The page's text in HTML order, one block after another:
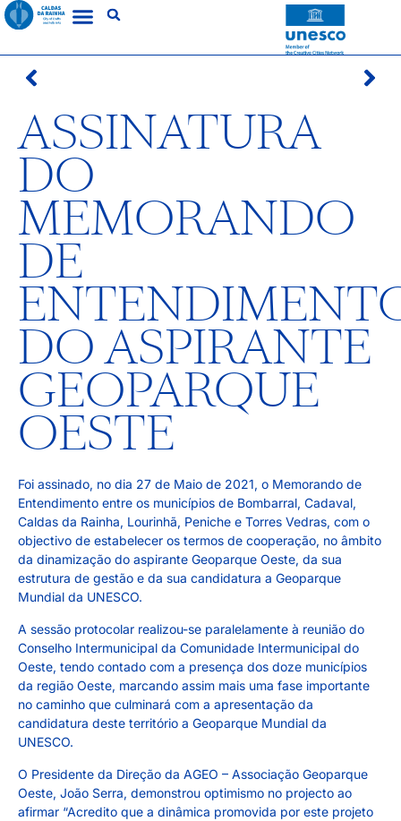
ASSINATURA
DO
MEMORANDO
DE
DO ASPIRANTE
GEOPARQUE
OESTE
Foi assinado, no dia 27 de Maio de 2021, o Memorando de
Entendimento entre os municípios de Bombarral, Cadaval,
Caldas da Rainha, Lourinhã, Peniche e Torres Vedras, com o
objectivo de estabelecer os termos de cooperação, no âmbito
da dinamização do aspirante Geoparque Oeste, da sua
estrutura de gestão e da sua candidatura a Geoparque
Mundial da UNESCO.
A sessão protocolar realizou-se paralelamente à reunião do
Conselho Intermunicipal da Comunidade Intermunicipal do
Oeste, tendo contado com a presença dos doze municípios
da região Oeste, marcando assim mais uma fase importante
no caminho que culminará com a apresentação da
candidatura deste território a Geoparque Mundial da
UNESCO.
O Presidente da Direção da AGEO – Associação Geoparque
Oeste, João Serra, demonstrou optimismo no projecto ao
afirmar “Acredito que a dinâmica promovida por este projeto